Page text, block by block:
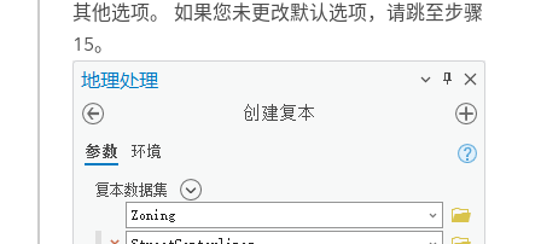
其他选项。 如果您未更改默认选项，请跳至步骤
15。